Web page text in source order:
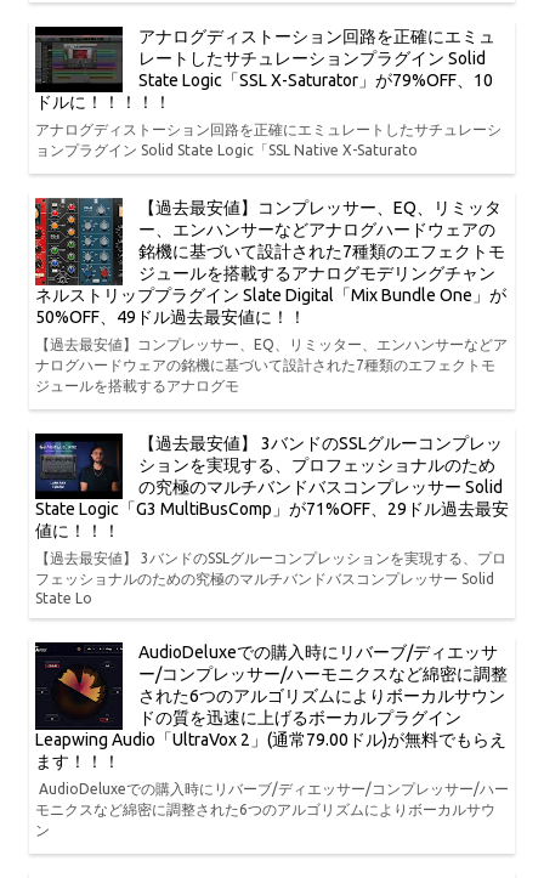
アナログディストーション回路を正確にエミュ
レートしたサチュレーションプラグイン Solid
State Logic「SSL X-Saturator」が79%OFF、10
ドルに！！！！！
アナログディストーション回路を正確にエミュレートしたサチュレーシ
ョンプラグイン Solid State Logic「SSL Native X-Saturato
【過去最安値】コンプレッサー、EQ、リミッタ
ー、エンハンサーなどアナログハードウェアの
銘機に基づいて設計された7種類のエフェクトモ
ジュールを搭載するアナログモデリングチャン
ネルストリッププラグイン Slate Digital「Mix Bundle One」が
50%OFF、49ドル過去最安値に！！
【過去最安値】コンプレッサー、EQ、リミッター、エンハンサーなどア
ナログハードウェアの銘機に基づいて設計された7種類のエフェクトモ
ジュールを搭載するアナログモ
【過去最安値】 3バンドのSSLグルーコンプレッ
ションを実現する、プロフェッショナルのため
の究極のマルチバンドバスコンプレッサー Solid
State Logic「G3 MultiBusComp」が71%OFF、29ドル過去最安
値に！！！
【過去最安値】 3バンドのSSLグルーコンプレッションを実現する、プロ
フェッショナルのための究極のマルチバンドバスコンプレッサー Solid
State Lo
AudioDeluxeでの購入時にリバーブ/ディエッサ
ー/コンプレッサー/ハーモニクスなど綿密に調整
された6つのアルゴリズムによりボーカルサウン
ドの質を迅速に上げるボーカルプラグイン
Leapwing Audio「UltraVox 2」(通常79.00ドル)が無料でもらえ
ます！！！
AudioDeluxeでの購入時にリバーブ/ディエッサー/コンプレッサー/ハー
モニクスなど綿密に調整された6つのアルゴリズムによりボーカルサウ
ン